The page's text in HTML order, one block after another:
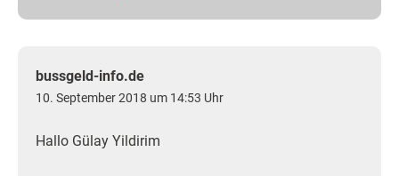
bussgeld-info.de
10. September 2018 um 14:53 Uhr
Hallo Gülay Yildirim